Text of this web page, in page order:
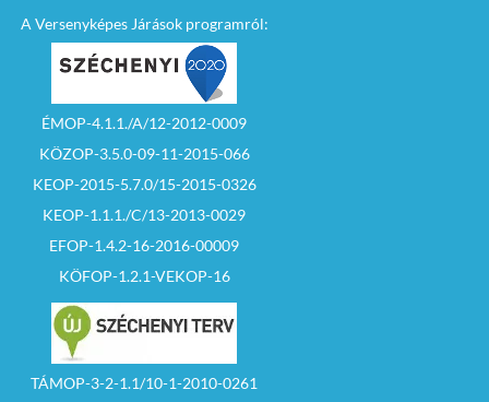
A Versenyképes Járások programról:
ÉMOP-4.1.1./A/12-2012-0009
KÖZOP-3.5.0-09-11-2015-066
KEOP-2015-5.7.0/15-2015-0326
KEOP-1.1.1./C/13-2013-0029
EFOP-1.4.2-16-2016-00009
KÖFOP-1.2.1-VEKOP-16
TÁMOP-3-2-1.1/10-1-2010-0261